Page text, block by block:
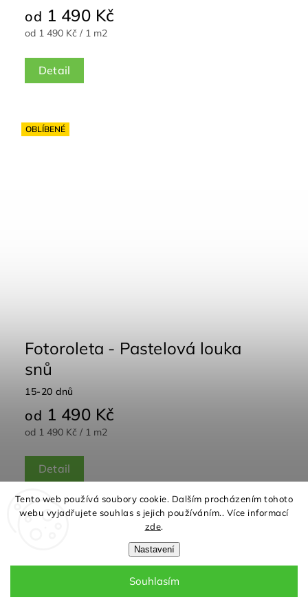
Tento web používá soubory cookie. Dalším procházením tohoto
webu vyjadřujete souhlas s jejich používáním.. Více informací
zde.
Nastavení
Souhlasím
od 1 490 Kč
od 1 490 Kč / 1 m2
Detail
OBLÍBENÉ
Fotoroleta - Pastelová louka
snů
15-20 dnů
od 1 490 Kč
od 1 490 Kč / 1 m2
Detail